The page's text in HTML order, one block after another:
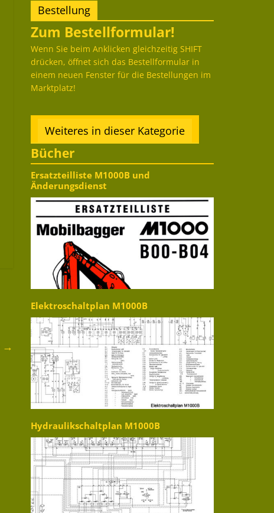
→
Bestellung
Zum Bestellformular!
Wenn Sie beim Anklicken gleichzeitig SHIFT
drücken, öffnet sich das Bestellformular in
einem neuen Fenster für die Bestellungen im
Marktplatz!
Weiteres in dieser Kategorie
Bücher
Ersatzteilliste M1000B und
Änderungsdienst
Elektroschaltplan M1000B
Hydraulikschaltplan M1000B